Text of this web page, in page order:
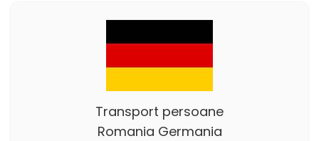
Transport persoane
Romania Germania